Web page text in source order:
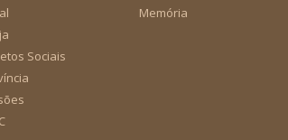
Memória
Sociais